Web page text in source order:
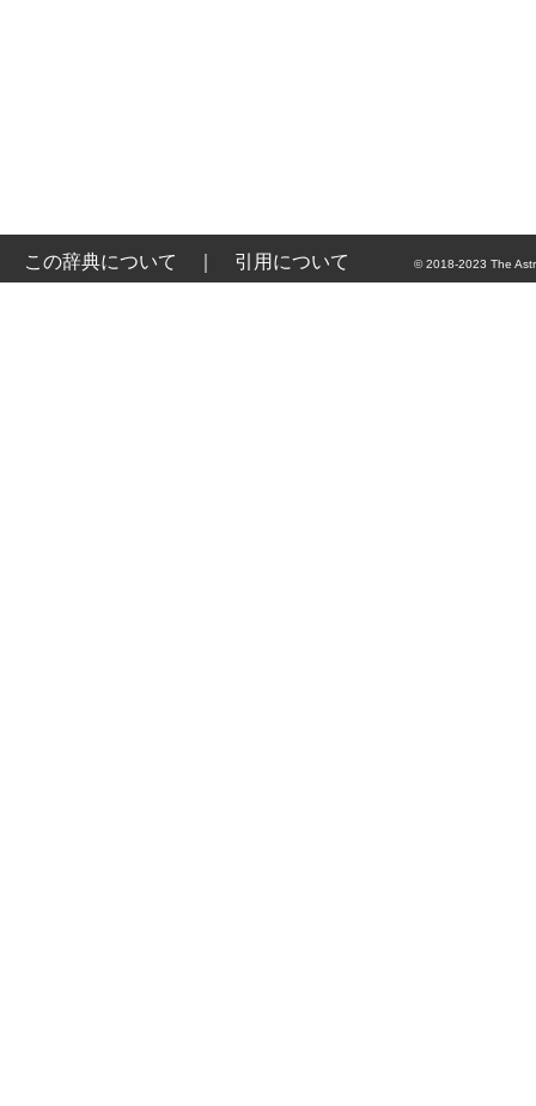
この辞典について 引用について © 2018-2023 The